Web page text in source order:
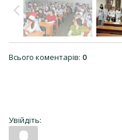
Всього коментарів: 0
Увійдіть: